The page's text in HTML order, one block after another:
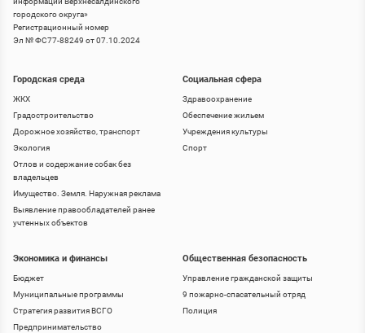
городского округа»
Регистрационный номер
Эл № ФС77-88249 от 07.10.2024
Городская среда
ЖКХ
Градостроительство
Дорожное хозяйство, транспорт
Экология
Отлов и содержание собак без
владельцев
Имущество. Земля. Наружная реклама
Выявление правообладателей ранее
учтенных объектов
Социальная сфера
Здравоохранение
Обеспечение жильем
Учреждения культуры
Спорт
Экономика и финансы
Бюджет
Муниципальные программы
Стратегия развития ВСГО
Предпринимательство
Общественная безопасность
Управление гражданской защиты
9 пожарно-спасательный отряд
Полиция